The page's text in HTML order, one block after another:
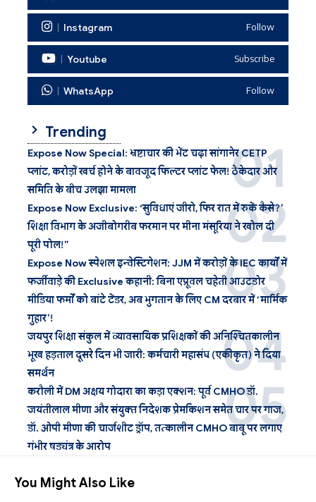
Instagram Follow
Youtube Subscribe
WhatsApp Follow
Trending
Expose Now Special: भ्रष्टाचार की भेंट चढ़ा सांगानेर CETP
प्लांट, करोड़ों खर्च होने के बावजूद फिल्टर प्लांट फेल! ठेकेदार और
समिति के बीच उलझा मामला
Expose Now Exclusive: ‘सुविधाएं जीरो, फिर रात में रुकें कैसे?’
शिक्षा विभाग के अजीबोगरीब फरमान पर मीना मंसूरिया ने खोल दी
पूरी पोल!”
Expose Now स्पेशल इन्वेस्टिगेशन: JJM में करोड़ों के IEC कार्यों में
फर्जीवाड़े की Exclusive कहानी: बिना एप्रूवल चहेती आउटडोर
मीडिया फर्मों को बांटे टेंडर, अब भुगतान के लिए CM दरबार में ‘मार्मिक
गुहार’!
जयपुर शिक्षा संकुल में व्यावसायिक प्रशिक्षकों की अनिश्चितकालीन
भूख हड़ताल दूसरे दिन भी जारी: कर्मचारी महासंघ (एकीकृत) ने दिया
समर्थन
करौली में DM अक्षय गोदारा का कड़ा एक्शन: पूर्व CMHO डॉ.
जयंतीलाल मीणा और संयुक्त निदेशक प्रेमकिशन समेत चार पर गाज,
डॉ. ओपी मीणा की चार्जशीट ड्रॉप, तत्कालीन CMHO बाबू पर लगाए
गंभीर षड्यंत्र के आरोप
You Might Also Like